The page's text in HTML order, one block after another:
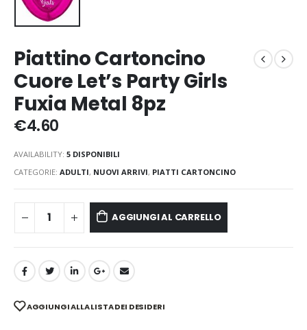
Piattino Cartoncino
Cuore Let’s Party Girls
Fuxia Metal 8pz
€4.60
AVAILABILITY: 5 DISPONIBILI
CATEGORIE: ADULTI, NUOVI ARRIVI, PIATTI CARTONCINO
AGGIUNGI AL CARRELLO
AGGIUNGI ALLA LISTA DEI DESIDERI